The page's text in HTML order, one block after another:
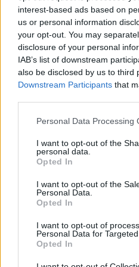
interest-based ads based on
us or personal information
your opt-out. You may
disclosure of your personal
IAB’s list of downstream
also be disclosed by us to third
Downstream Participants that
Personal Data Processing
I want to opt-out of the
personal data.
Opted In
I want to opt-out of the
Personal Data.
Opted In
I want to opt-out of
Personal Data for Targeted
Opted In
help het groeien.
Zoeken op
letters van
Zoeken
letters.
Selecteer
Puzzel niet gevonden.
Hier kunt u uw antwoord
wij raden u aan de
Kies uw level: